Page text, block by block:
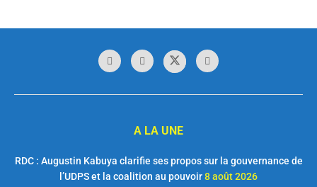
A LA UNE
RDC : Augustin Kabuya clarifie ses propos sur la gouvernance de
l’UDPS et la coalition au pouvoir8 août 2026